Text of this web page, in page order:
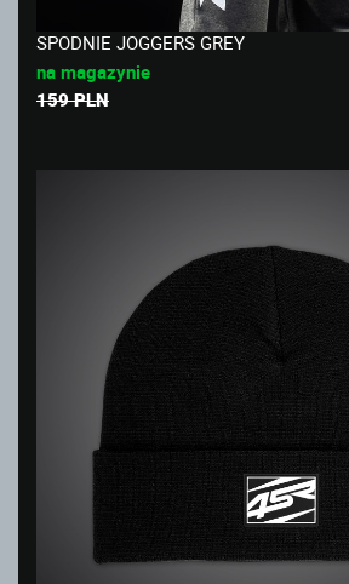
SPODNIE JOGGERS GREY
na magazynie
159 PLN